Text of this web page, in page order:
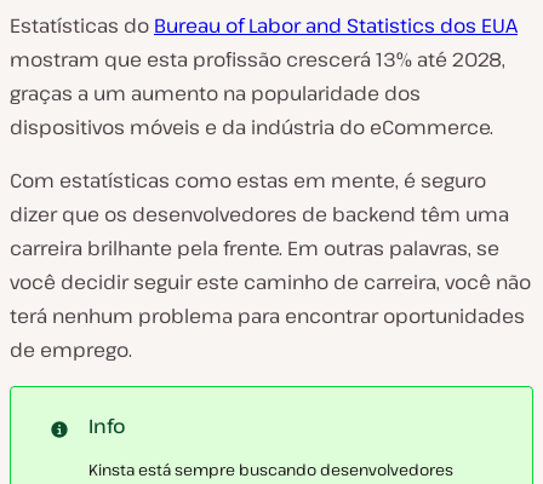
Estatísticas do Bureau of Labor and Statistics dos EUA
mostram que esta profissão crescerá 13% até 2028,
graças a um aumento na popularidade dos
dispositivos móveis e da indústria do eCommerce.
Com estatísticas como estas em mente, é seguro
dizer que os desenvolvedores de backend têm uma
carreira brilhante pela frente. Em outras palavras, se
você decidir seguir este caminho de carreira, você não
terá nenhum problema para encontrar oportunidades
de emprego.
Info
Kinsta está sempre buscando desenvolvedores